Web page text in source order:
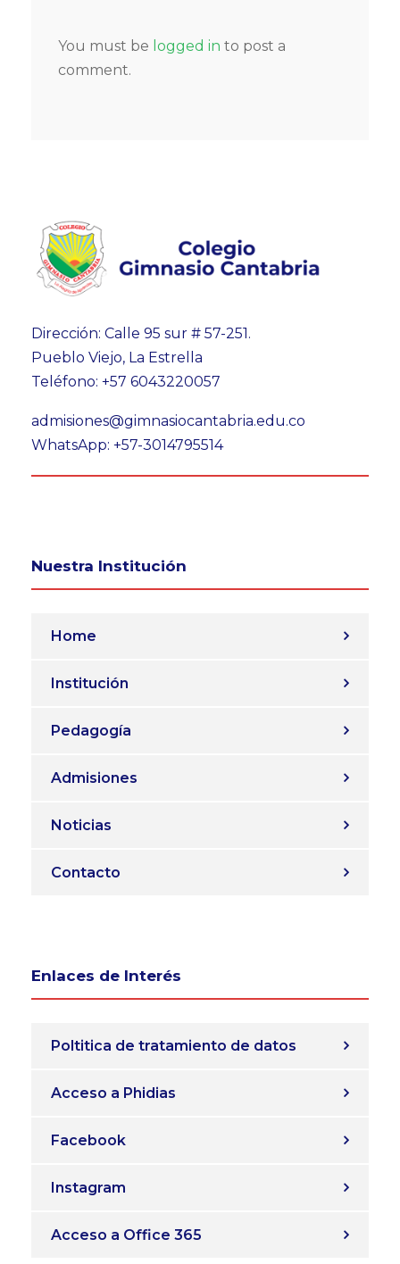
You must be logged in to post a
comment.
Dirección: Calle 95 sur # 57-251.
Pueblo Viejo, La Estrella
Teléfono: +57 6043220057
admisiones@gimnasiocantabria.edu.co
WhatsApp: +57-3014795514
Nuestra Institución
Home
Institución
Pedagogía
Admisiones
Noticias
Contacto
Enlaces de Interés
Poltitica de tratamiento de datos
Acceso a Phidias
Facebook
Instagram
Acceso a Office 365